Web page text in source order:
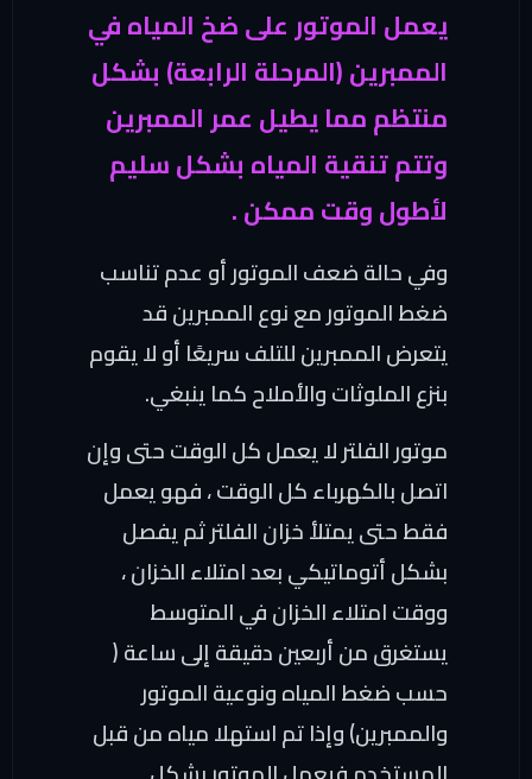
يعمل الموتور على ضخ المياه في
الممبرين (المرحلة الرابعة) بشكل
منتظم مما يطيل عمر الممبرين
وتتم تنقية المياه بشكل سليم
لأطول وقت ممكن .
وفي حالة ضعف الموتور أو عدم تناسب
ضغط الموتور مع نوع الممبرين قد
يتعرض الممبرين للتلف سريعًا أو لا يقوم
بنزع الملوثات والأملاح كما ينبغي.
موتور الفلتر لا يعمل كل الوقت حتى وإن
اتصل بالكهرباء كل الوقت ، فهو يعمل
فقط حتى يمتلأ خزان الفلتر ثم يفصل
بشكل أتوماتيكي بعد امتلاء الخزان ،
ووقت امتلاء الخزان في المتوسط
يستغرق من أربعين دقيقة إلى ساعة (
حسب ضغط المياه ونوعية الموتور
والممبرين) وإذا تم استهلا مياه من قبل